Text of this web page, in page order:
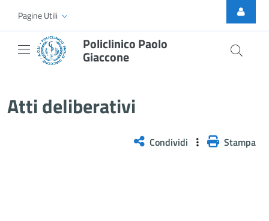
Skip to Main Content
Pagine Utili
Policlinico Paolo
Giaccone
Atti deliberativi
Condividi Stampa